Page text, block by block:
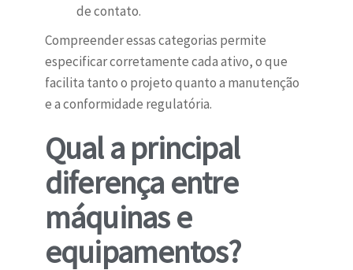
de contato.
Compreender essas categorias permite
especificar corretamente cada ativo, o que
facilita tanto o projeto quanto a manutenção
e a conformidade regulatória.
Qual a principal
diferença entre
máquinas e
equipamentos?